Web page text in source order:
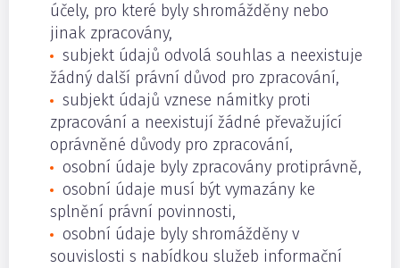
účely, pro které byly shromážděny nebo
jinak zpracovány,
subjekt údajů odvolá souhlas a neexistuje
žádný další právní důvod pro zpracování,
subjekt údajů vznese námitky proti
zpracování a neexistují žádné převažující
oprávněné důvody pro zpracování,
osobní údaje byly zpracovány protiprávně,
osobní údaje musí být vymazány ke
splnění právní povinnosti,
osobní údaje byly shromážděny v
souvislosti s nabídkou služeb informační